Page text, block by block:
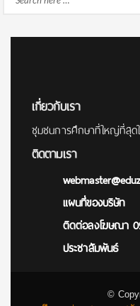
Search
เกี่ยวกับเรา
ชุมชนการศึกษาที่ใหญ่ที่สุดใ
ติดตามเรา
แผนที่ของบริษัท
ติดต่อลงโฆษณา
ประชาสัมพันธ์
©